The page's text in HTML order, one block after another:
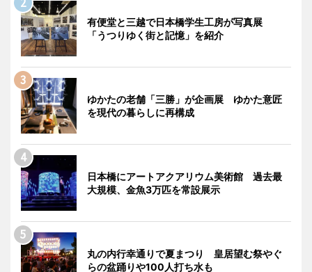
有便堂と三越で日本橋学生工房が写真展
「うつりゆく街と記憶」を紹介
ゆかたの老舗「三勝」が企画展 ゆかた意匠
を現代の暮らしに再構成
日本橋にアートアクアリウム美術館 過去最
大規模、金魚3万匹を常設展示
丸の内行幸通りで夏まつり 皇居望む祭やぐ
らの盆踊りや100人打ち水も